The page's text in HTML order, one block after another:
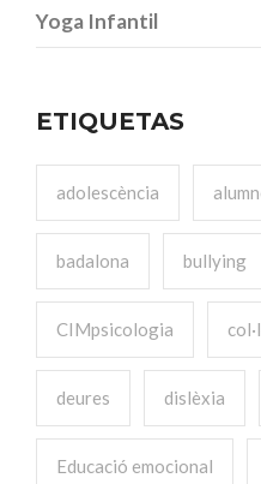
Yoga Infantil
ETIQUETAS
adolescència
badalona bullying
CIMpsicologia
deures dislèxia
Educació emocional